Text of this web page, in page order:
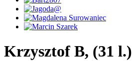
Krzysztof B, (31 l.)